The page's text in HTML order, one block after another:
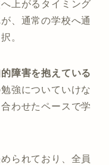
上がるタイミング
、通常の学校へ通
。
障害を抱えている
強についていけな
わせたペースで学
られており、全員